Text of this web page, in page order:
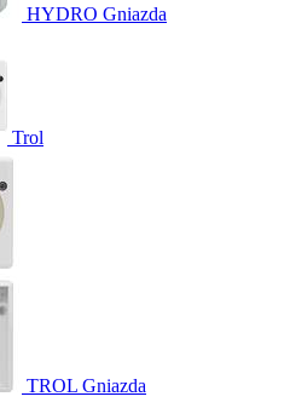
HYDRO Gniazda
Trol
TROL Gniazda